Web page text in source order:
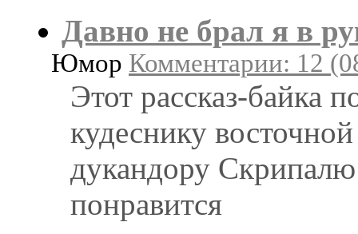
Давно не брал я в
Юмор Комментарии: 12
Этот рассказ-байка
кудеснику
дукандору
понравится